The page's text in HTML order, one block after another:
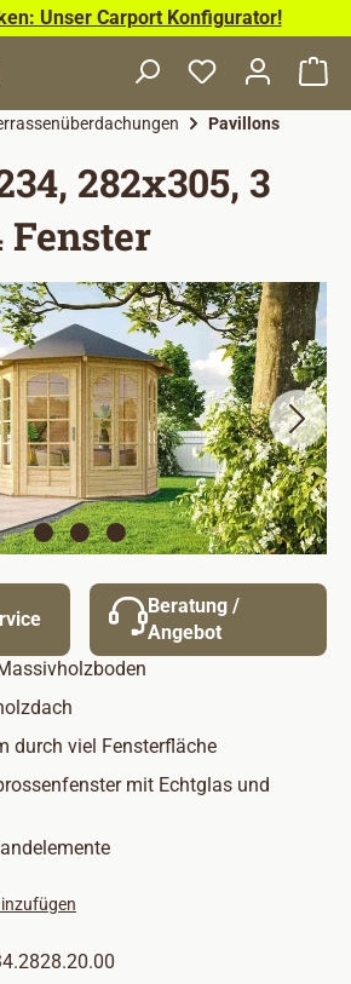
Unser Carport Konfigurator!
Pavillons
282x305, 3
Fenster
Beratung /
Angebot
durch viel Fensterfläche
mit Echtglas und